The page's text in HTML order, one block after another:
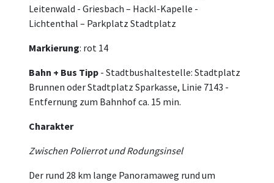
Leitenwald - Griesbach – Hackl-Kapelle -
Lichtenthal – Parkplatz Stadtplatz
Markierung: rot 14
Bahn + Bus Tipp- Stadtbushaltestelle: Stadtplatz
Brunnen oder Stadtplatz Sparkasse, Linie 7143 -
Entfernung zum Bahnhof ca. 15 min.
Charakter
Zwischen Polierrot und Rodungsinsel
Der rund 28 km lange Panoramaweg rund um